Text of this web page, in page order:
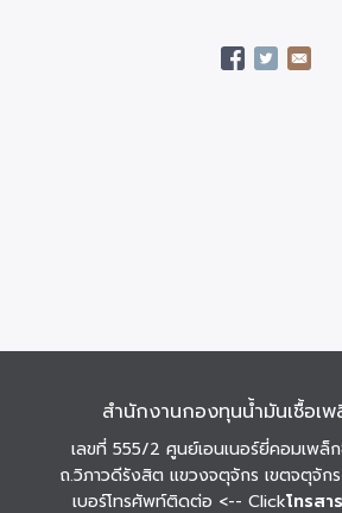
สำนักงานกองทุนน้ำมันเชื้อเ
เลขที่ 555/2 ศูนย์เอนเนอร์ยี่คอมเพล็ก
ถ.วิภาวดีรังสิต แขวงจตุจักร เขตจตุจัก
เบอร์โทรศัพท์ติดต่อ <-- Clickโทรสา